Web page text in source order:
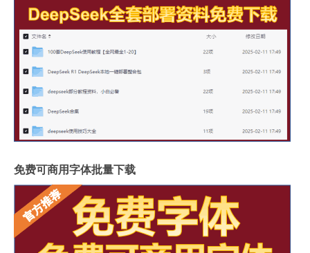
免费可商用字体批量下载